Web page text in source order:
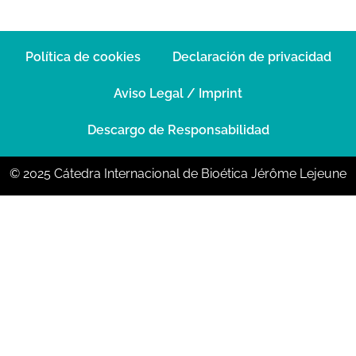
Política de cookies Declaración de privacidad
Aviso Legal / Imprint
Descargo de Responsabilidad
© 2025 Cátedra Internacional de Bioética Jérôme Lejeune